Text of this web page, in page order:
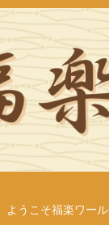
ようこそ福楽ワー